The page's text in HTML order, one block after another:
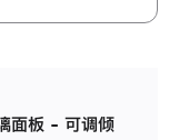
板 - 可调倾